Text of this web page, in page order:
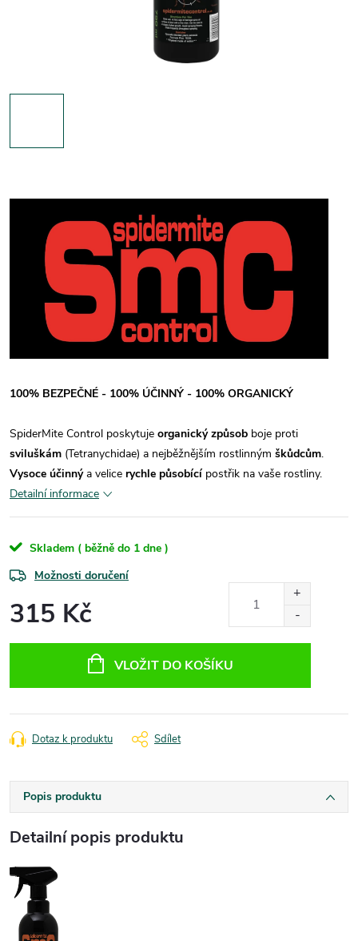
100% BEZPEČNÉ - 100% ÚČINNÝ - 100% ORGANICKÝ
SpiderMite Control poskytuje organický způsob boje proti
sviluškám (Tetranychidae) a nejběžnějším rostlinným škůdcům.
Vysoce účinnýa velice rychle působícípostřik na vaše rostliny.
Detailní informace
Skladem ( běžně do 1 dne )
Možnosti doručení
315 Kč
VLOŽIT DO KOŠÍKU
Dotaz k produktu Sdílet
Popis produktu
Detailní popis produktu